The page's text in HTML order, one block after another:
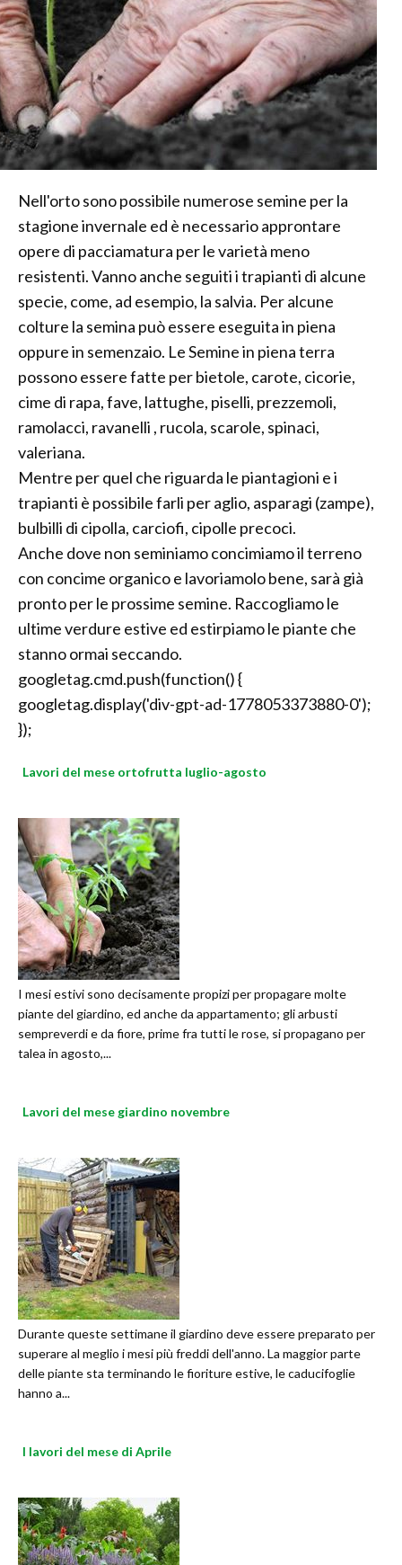
Nell'orto sono possibile numerose semine per la
stagione invernale ed è necessario approntare
opere di pacciamatura per le varietà meno
resistenti. Vanno anche seguiti i trapianti di alcune
specie, come, ad esempio, la salvia. Per alcune
colture la semina può essere eseguita in piena
oppure in semenzaio. Le Semine in piena terra
possono essere fatte per bietole, carote, cicorie,
cime di rapa, fave, lattughe, piselli, prezzemoli,
ramolacci, ravanelli , rucola, scarole, spinaci,
valeriana.
Mentre per quel che riguarda le piantagioni e i
trapianti è possibile farli per aglio, asparagi (zampe),
bulbilli di cipolla, carciofi, cipolle precoci.
Anche dove non seminiamo concimiamo il terreno
con concime organico e lavoriamolo bene, sarà già
pronto per le prossime semine. Raccogliamo le
ultime verdure estive ed estirpiamo le piante che
stanno ormai seccando.
googletag.cmd.push(function() {
googletag.display('div-gpt-ad-1778053373880-0');
});
Lavori del mese ortofrutta luglio-agosto
I mesi estivi sono decisamente propizi per propagare molte
piante del giardino, ed anche da appartamento; gli arbusti
sempreverdi e da fiore, prime fra tutti le rose, si propagano per
talea in agosto,...
Lavori del mese giardino novembre
Durante queste settimane il giardino deve essere preparato per
superare al meglio i mesi più freddi dell'anno. La maggior parte
delle piante sta terminando le fioriture estive, le caducifoglie
hanno a...
I lavori del mese di Aprile